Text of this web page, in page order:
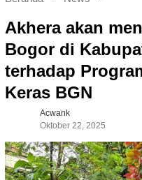
Akhera akan
Bogor di
terhadap
Keras BGN
Acwank
Oktober 22, 2025